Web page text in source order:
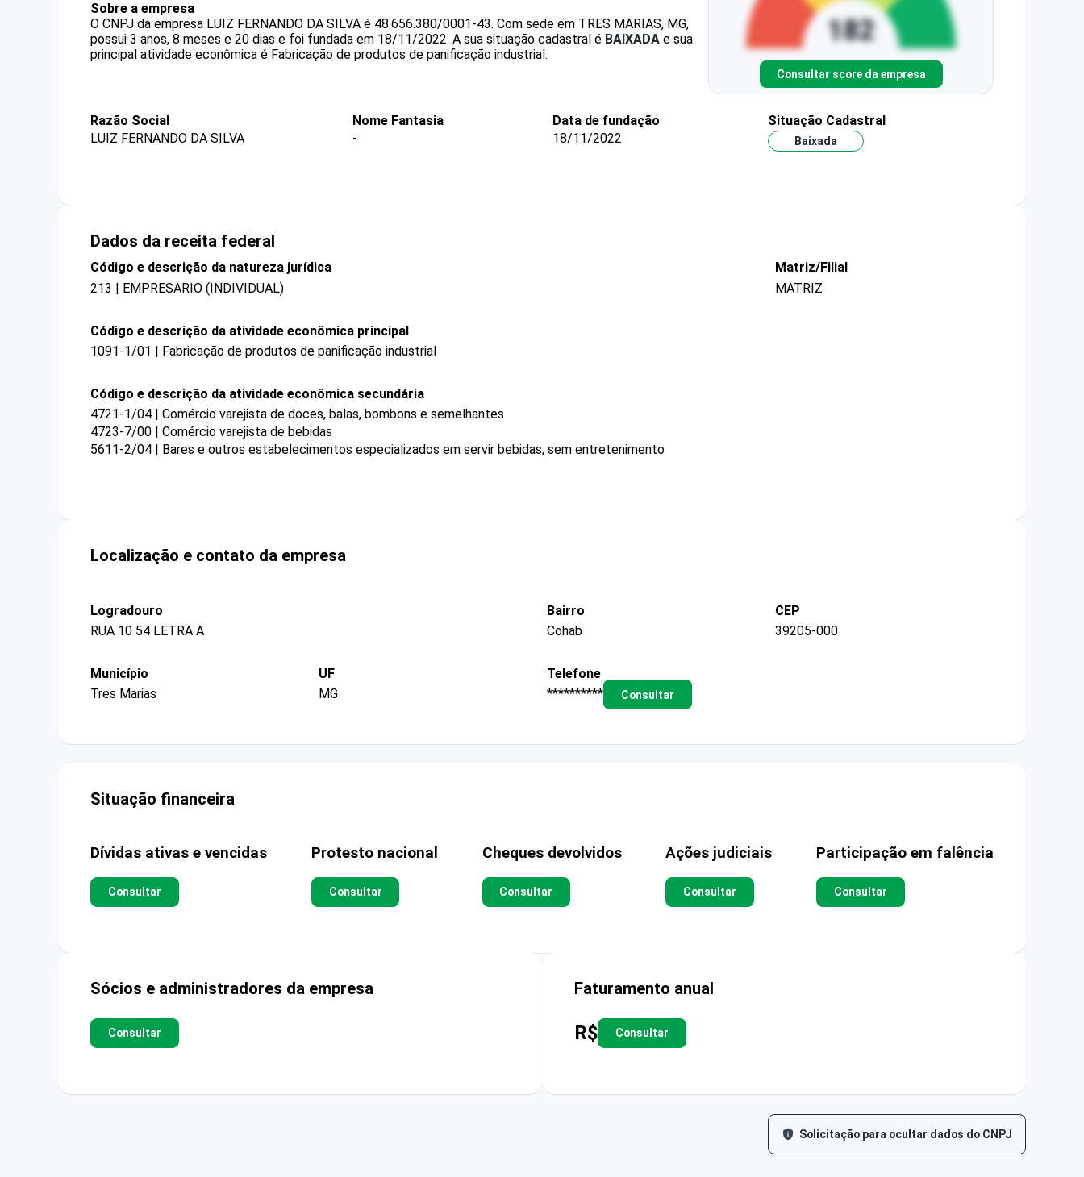
Sobre a empresa
O CNPJ da empresa LUIZ FERNANDO DA SILVA é 48.656.380/0001-43. Com sede em TRES MARIAS, MG,
possui 3 anos, 8 meses e 20 dias e foi fundada em 18/11/2022. A sua situação cadastral é BAIXADA e sua
principal atividade econômica é Fabricação de produtos de panificação industrial.
Consultar score da empresa
Razão Social
LUIZ FERNANDO DA SILVA
Nome Fantasia
-
Data de fundação
18/11/2022
Situação Cadastral
Baixada
Dados da receita federal
Código e descrição da natureza jurídica
213 | EMPRESARIO (INDIVIDUAL)
Matriz/Filial
MATRIZ
Código e descrição da atividade econômica principal
1091-1/01 | Fabricação de produtos de panificação industrial
Código e descrição da atividade econômica secundária
4721-1/04 | Comércio varejista de doces, balas, bombons e semelhantes
4723-7/00 | Comércio varejista de bebidas
5611-2/04 | Bares e outros estabelecimentos especializados em servir bebidas, sem entretenimento
Localização e contato da empresa
Logradouro
RUA 10 54 LETRA A
Bairro
Cohab
CEP
39205-000
Município
Tres Marias
UF
MG
Telefone
**********
Consultar
Situação financeira
Dívidas ativas e vencidas
Consultar
Protesto nacional
Consultar
Cheques devolvidos
Consultar
Ações judiciais
Consultar
Participação em falência
Consultar
Sócios e administradores da empresa
Consultar
Faturamento anual
R$ Consultar
Solicitação para ocultar dados do CNPJ